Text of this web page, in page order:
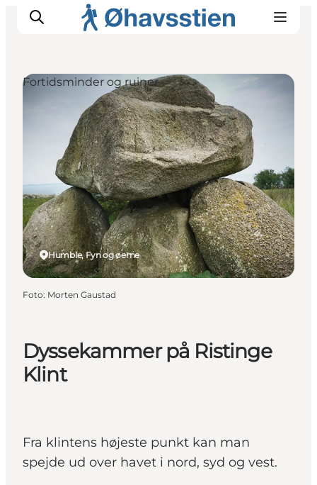
Inspiration
Vandreruter
Planlægning
Dyssekammer på Ristinge
Klint
Fra klintens højeste punkt kan man
spejde ud over havet i nord, syd og vest.
Humble, Fyn og øerne
Fortidsminder og ruiner
Foto: Morten Gaustad